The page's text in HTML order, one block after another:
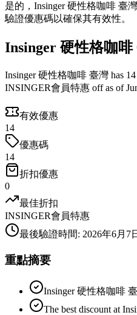
是的，Insinger 硬性格咖啡 臺
驗證優惠碼以確保其有效性。
Insinger 硬性格咖
Insinger 硬性格咖啡 臺灣 has
INSINGER會員特惠 off as of
有效優惠
14
優惠碼
14
折扣優惠
0
最佳折扣
INSINGER會員特惠
最後驗證時間: 2026年6月7
重點摘要
Insinger 硬性格咖啡
The best discount at